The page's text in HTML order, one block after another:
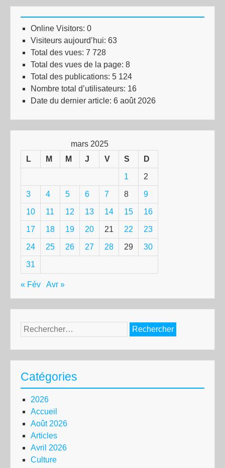
Online Visitors: 0
Visiteurs aujourd’hui: 63
Total des vues: 7 728
Total des vues de la page: 8
Total des publications: 5 124
Nombre total d’utilisateurs: 16
Date du dernier article: 6 août 2026
mars 2025
L
M M J V S D
1 2
3 4 5 6 7 8 9
10 11 12 13 14 15 16
17 18 19 20 21 22 23
24 25 26 27 28 29 30
31
« Fév Avr »
Rechercher :
Catégories
2026
Accueil
Août 2026
Articles
Avril 2026
Culture